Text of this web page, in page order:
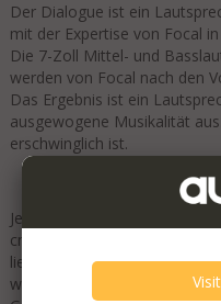
Der Dialogue ist ein
mit der Expertise von Focal
Die 7-Zoll Mittel- und
werden von Focal nach den
Das Ergebnis ist ein
ausgewogene Musikalität
erschwinglich ist.
Jeder Lautsprecher wiegt
cm sowie eine Breite und
liegt zwischen 4 und 6 Ohm,
wodurch die Lautsprecher